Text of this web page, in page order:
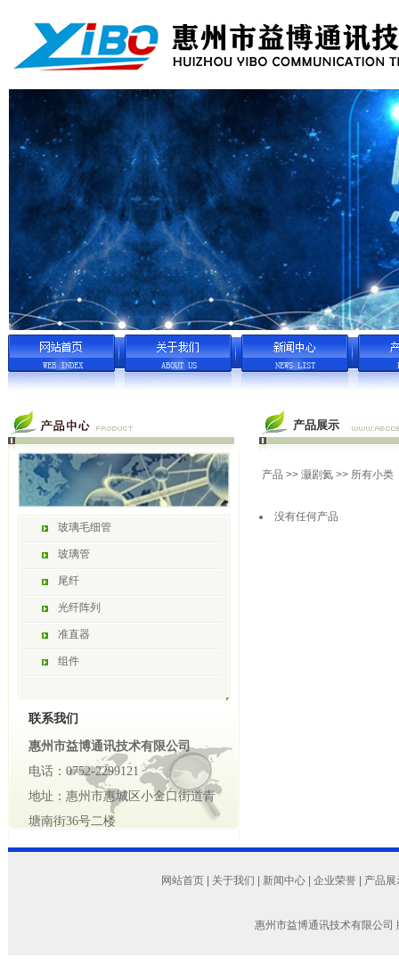
玻璃毛细管
玻璃管
尾纤
光纤阵列
准直器
组件
联系我们
惠州市益博通讯技术有限公司
电话：0752-2299121
地址：惠州市惠城区小金口街道青
塘南街36号二楼
产品展示
产品 >> 灏剧氦>> 所有小类
没有任何产品
网站首页 关于我们 新闻中心 企业荣誉 产品展
惠州市益博通讯技术有限公司